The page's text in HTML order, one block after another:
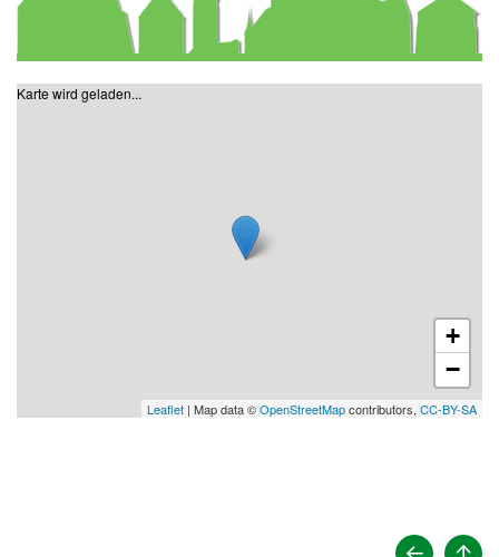
Karte wird geladen...
+
−
Leaflet | Map data ©OpenStreetMapcontributors, CC-BY-SA